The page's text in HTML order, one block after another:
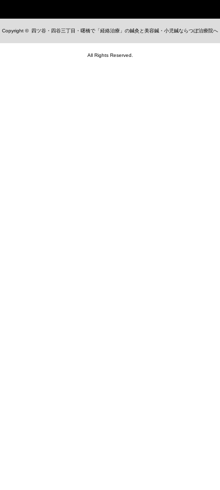
Copyright © 四ツ谷・四谷三丁目・曙橋で「経絡治療」の鍼灸と美容鍼・小児鍼ならつぼ治療院へ
All Rights Reserved.